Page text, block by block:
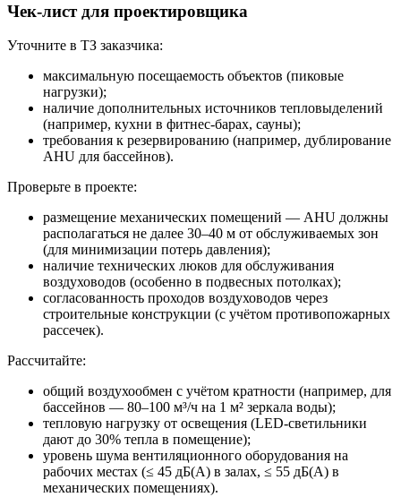
Чек-лист для проектировщика
Уточните в ТЗ заказчика:
максимальную посещаемость объектов (пиковые
нагрузки);
наличие дополнительных источников тепловыделений
(например, кухни в фитнес-барах, сауны);
требования к резервированию (например, дублирование
AHU для бассейнов).
Проверьте в проекте:
размещение механических помещений — AHU должны
располагаться не далее 30–40 м от обслуживаемых зон
(для минимизации потерь давления);
наличие технических люков для обслуживания
воздуховодов (особенно в подвесных потолках);
согласованность проходов воздуховодов через
строительные конструкции (с учётом противопожарных
рассечек).
Рассчитайте:
общий воздухообмен с учётом кратности (например, для
бассейнов — 80–100 м³/ч на 1 м² зеркала воды);
тепловую нагрузку от освещения (LED-светильники
дают до 30% тепла в помещение);
уровень шума вентиляционного оборудования на
рабочих местах (≤ 45 дБ(А) в залах, ≤ 55 дБ(А) в
механических помещениях).